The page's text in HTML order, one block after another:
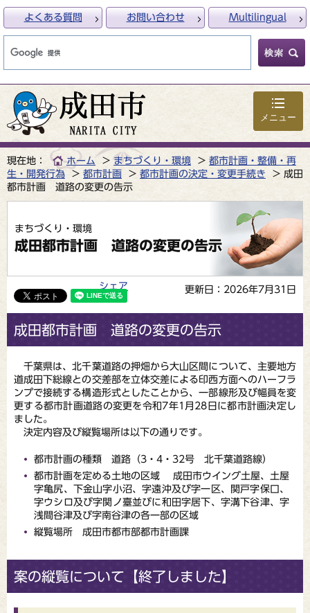
メニュー
よくある質問 お問い合わせ Multilingual
現在地： ホーム まちづくり・環境
都市計画・整備・再
生・開発行為
都市計画 都市計画の決定・変更手続き
成田
都市計画 道路の変更の告示
まちづくり・環境
成田都市計画 道路の変更の告示
シェア 更新日：2026年7月31日
成田都市計画 道路の変更の告示
千葉県は、北千葉道路の押畑から大山区間について、主要地方
道成田下総線との交差部を立体交差による印西方面へのハーフラ
ンプで接続する構造形式としたことから、一部線形及び幅員を変
更する都市計画道路の変更を令和7年1月28日に都市計画決定し
ました。​
決定内容及び縦覧場所は以下の通りです。
都市計画の種類 道路（3・4・32号 北千葉道路線）
都市計画を定める土地の区域 成田市ウイング土屋、土屋
字亀尻、下金山字小沼、字遠沖及び字一区、関戸字保口、
字ウシロ及び字関ノ臺並びに和田字居下、字溝下谷津、字
浅間谷津及び字南谷津の各一部の区域
縦覧場所 成田市都市部都市計画課
案の縦覧について【終了しました】